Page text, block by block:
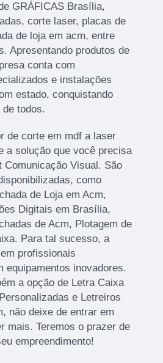
GRÁFICAS Brasília,
corte laser, placas de
de loja em acm, entre
Apresentando produtos de
conta com
e instalações
estado, conquistando
todos.
de corte em mdf a laser
a solução que você precisa
Comunicação Visual. São
como
de Loja em Acm,
Digitais em Brasília,
de Acm, Plotagem de
Para tal sucesso, a
profissionais
equipamentos inovadores.
a opção de Letra Caixa
e Letreiros
não deixe de entrar em
mais. Teremos o prazer de
empreendimento!